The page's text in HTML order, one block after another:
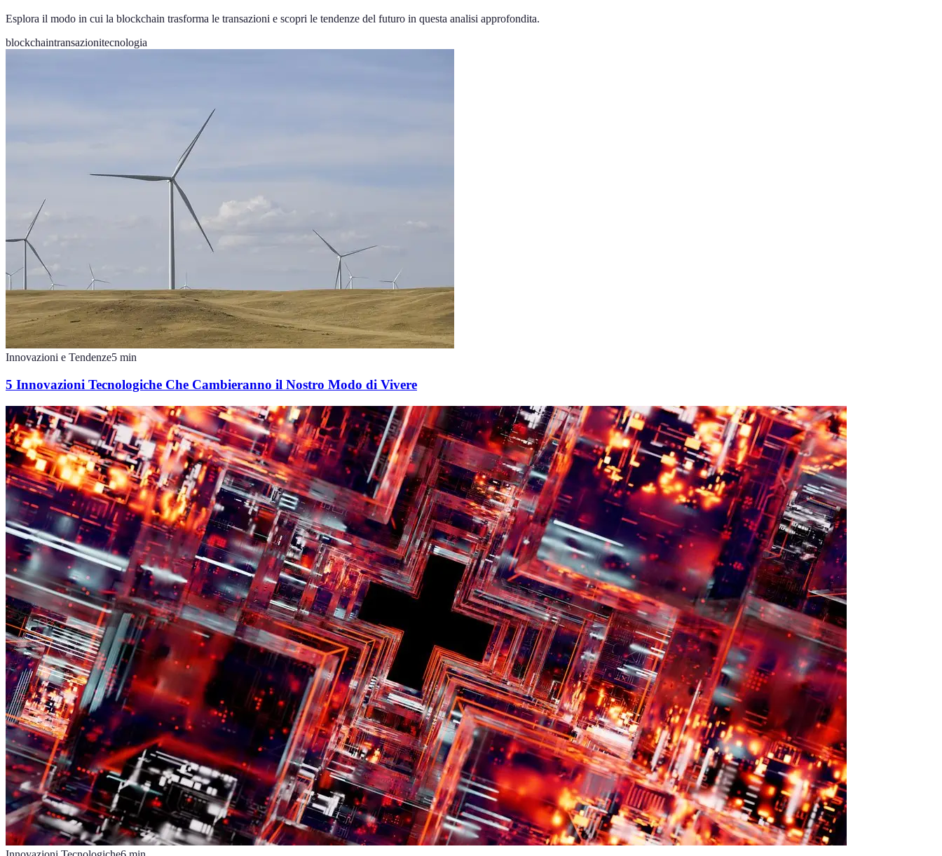
Esplora il modo in cui la blockchain trasforma le transazioni e scopri le tendenze del futuro in questa analisi approfondita.
blockchaintransazionitecnologia
Innovazioni e Tendenze5 min
5 Innovazioni Tecnologiche Che Cambieranno il Nostro Modo di Vivere